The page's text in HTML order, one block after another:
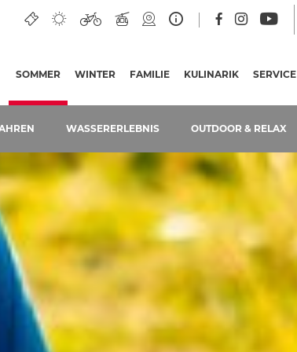
SOMMER (AKTUELLE SEITE)
WASSERERLEBNIS OUTDOOR & RELAX
WINTER FAMILIE KULINARIK SERVICE